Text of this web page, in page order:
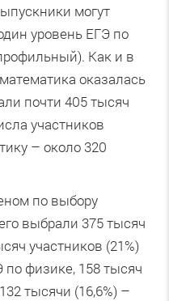
могут
уровень ЕГЭ по
Как и в
оказалась
почти 405 тысяч
участников
– около 320
по выбору
выбрали 375 тысяч
участников (21%)
по физике, 158 тысяч
тысячи (16,6%) –